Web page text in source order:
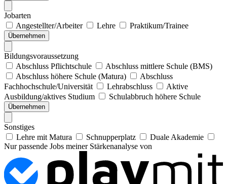
Jobarten
Angestellter/Arbeiter
Lehre Praktikum/Trainee
Übernehmen
Bildungsvoraussetzung
Abschluss Pflichtschule
Abschluss mittlere Schule (BMS)
Abschluss höhere Schule (Matura)
Abschluss
Fachhochschule/Universität
Lehrabschluss
Aktive
Ausbildung/aktives Studium
Schulabbruch höhere Schule
Übernehmen
Sonstiges
Lehre mit Matura
Schnupperplatz
Duale Akademie
Nur passende Jobs meiner Stärkenanalyse von